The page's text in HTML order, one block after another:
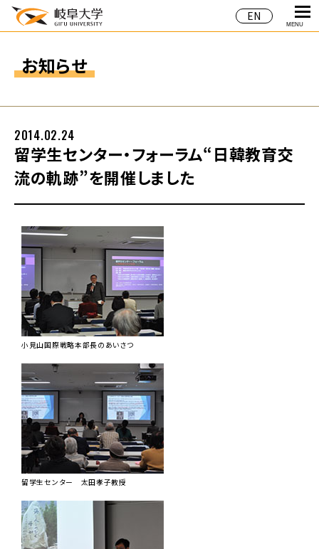
EN
MENU
お知らせ
留学生センター・フォーラム“日韓教育交
流の軌跡”を開催しました
2014.02.24
小見山国際戦略本部長のあいさつ
留学生センター 太田孝子教授